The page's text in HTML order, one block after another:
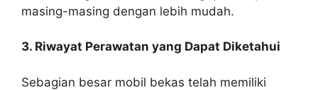
masing-masing dengan lebih mudah.
3. Riwayat Perawatan yang Dapat Diketahui
Sebagian besar mobil bekas telah memiliki